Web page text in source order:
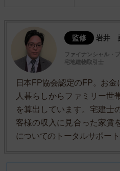
監修 岩井
ファイナンシャル・
宅地建物取引士
日本FP協会認定のFP。お
人暮らしからファミリー世
を算出しています。宅建士
客様の収入に見合った家賃
についてのトータルサポー